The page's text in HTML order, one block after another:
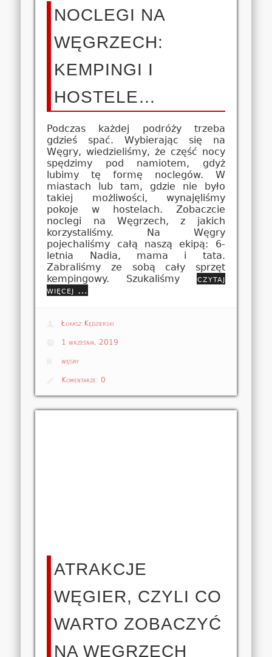
NOCLEGI NA
WĘGRZECH:
KEMPINGI I
HOSTELE…
Podczas każdej podróży trzeba
gdzieś spać. Wybierając się na
Węgry, wiedzieliśmy, że część nocy
spędzimy pod namiotem, gdyż
lubimy tę formę noclegów. W
miastach lub tam, gdzie nie było
takiej możliwości, wynajęliśmy
pokoje w hostelach. Zobaczcie
noclegi na Węgrzech, z jakich
korzystaliśmy. Na Węgry
pojechaliśmy całą naszą ekipą: 6-
letnia Nadia, mama i tata.
Zabraliśmy ze sobą cały sprzęt
kempingowy. Szukaliśmy czytaj
więcej …
Łukasz Kędzierski
1 września, 2019
węgry
Komentarze: 0
ATRAKCJE
WĘGIER, CZYLI CO
WARTO ZOBACZYĆ
NA WĘGRZECH